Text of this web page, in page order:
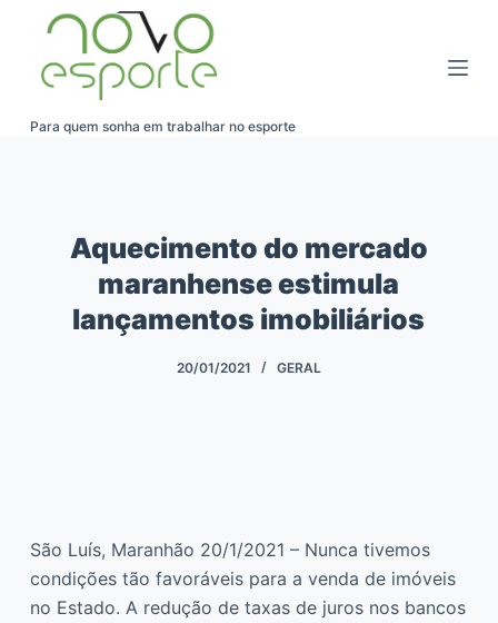
Para quem sonha em trabalhar no esporte
Aquecimento do mercado
maranhense estimula
lançamentos imobiliários
20/01/2021 GERAL
São Luís, Maranhão 20/1/2021 – Nunca tivemos
condições tão favoráveis para a venda de imóveis
no Estado. A redução de taxas de juros nos bancos